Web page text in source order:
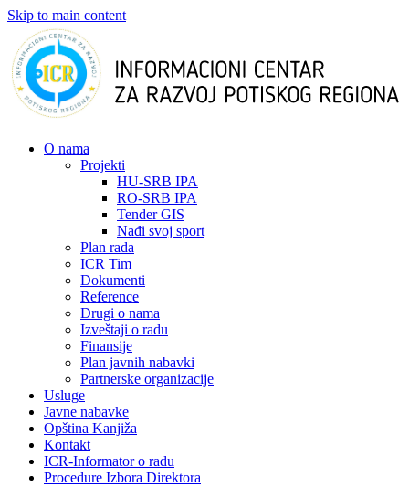
Skip to main content
О nama
Projekti
HU-SRB IPA
RO-SRB IPA
Tender GIS
Nađi svoj sport
Plan rada
ICR Tim
Dokumenti
Reference
Drugi o nama
Izveštaji o radu
Finansije
Plan javnih nabavki
Partnerske organizacije
Usluge
Javne nabavke
Opština Kanjiža
Kontakt
ICR-Informator o radu
Procedure Izbora Direktora